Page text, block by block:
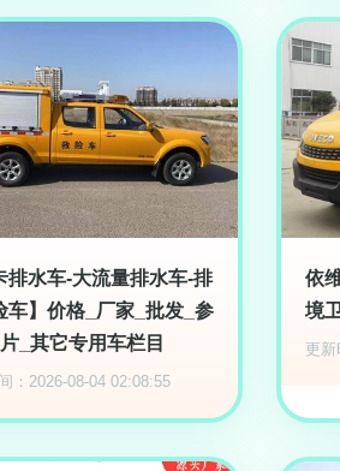
排水车-大流量排水车-排
车】价格_厂家_批发_参
_其它专用车栏目
：2026-08-04 02:08:55
依
境
更